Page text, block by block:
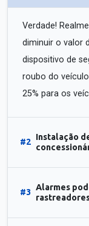
Verdade!
diminuir o valor
dispositivo de
roubo do
25% para os
#2
Instalação
#3
Alarmes